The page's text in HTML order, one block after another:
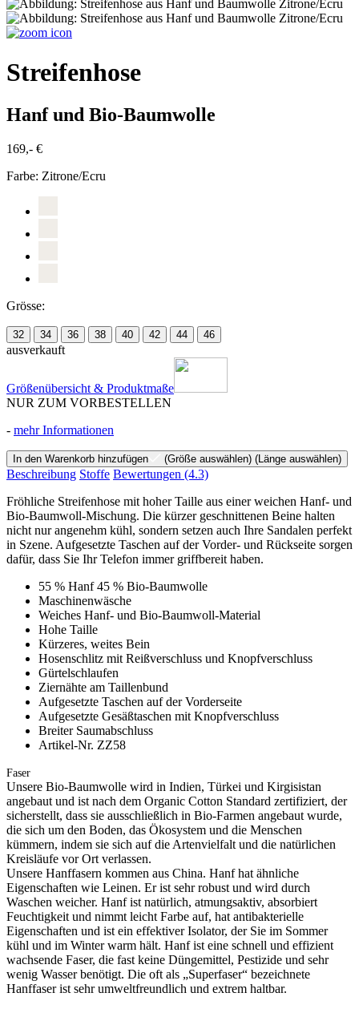
Streifenhose
Hanf und Bio-Baumwolle
169,- €
Farbe: Zitrone/Ecru
Grösse:
32 34 36 38 40 42 44 46
ausverkauft
Größenübersicht & Produktmaße
NUR ZUM VORBESTELLEN
- mehr Informationen
In den Warenkorb hinzufügen (Größe auswählen) (Länge auswählen)
Beschreibung Stoffe Bewertungen (4.3)
Fröhliche Streifenhose mit hoher Taille aus einer weichen Hanf- und
Bio-Baumwoll-Mischung. Die kürzer geschnittenen Beine halten
nicht nur angenehm kühl, sondern setzen auch Ihre Sandalen perfekt
in Szene. Aufgesetzte Taschen auf der Vorder- und Rückseite sorgen
dafür, dass Sie Ihr Telefon immer griffbereit haben.
55 % Hanf 45 % Bio-Baumwolle
Maschinenwäsche
Weiches Hanf- und Bio-Baumwoll-Material
Hohe Taille
Kürzeres, weites Bein
Hosenschlitz mit Reißverschluss und Knopfverschluss
Gürtelschlaufen
Ziernähte am Taillenbund
Aufgesetzte Taschen auf der Vorderseite
Aufgesetzte Gesäßtaschen mit Knopfverschluss
Breiter Saumabschluss
Artikel-Nr. ZZ58
Faser
Unsere Bio-Baumwolle wird in Indien, Türkei und Kirgisistan
angebaut und ist nach dem Organic Cotton Standard zertifiziert, der
sicherstellt, dass sie ausschließlich in Bio-Farmen angebaut wurde,
die sich um den Boden, das Ökosystem und die Menschen
kümmern, indem sie sich auf die Artenvielfalt und die natürlichen
Kreisläufe vor Ort verlassen.
Unsere Hanffasern kommen aus China. Hanf hat ähnliche
Eigenschaften wie Leinen. Er ist sehr robust und wird durch
Waschen weicher. Hanf ist natürlich, atmungsaktiv, absorbiert
Feuchtigkeit und nimmt leicht Farbe auf, hat antibakterielle
Eigenschaften und ist ein effektiver Isolator, der Sie im Sommer
kühl und im Winter warm hält. Hanf ist eine schnell und effizient
wachsende Faser, die fast keine Düngemittel, Pestizide und sehr
wenig Wasser benötigt. Die oft als „Superfaser“ bezeichnete
Hanffaser ist sehr umweltfreundlich und extrem haltbar.